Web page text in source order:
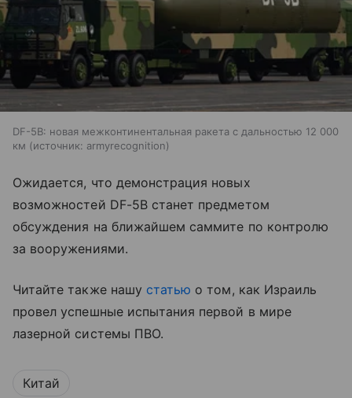
DF-5B: новая межконтинентальная ракета с дальностью 12 000
км
источник: armyrecognition
Ожидается, что демонстрация новых
возможностей DF-5B станет предметом
обсуждения на ближайшем саммите по контролю
за вооружениями.
Читайте также нашу статью о том, как Израиль
провел успешные испытания первой в мире
лазерной системы ПВО.
Китай